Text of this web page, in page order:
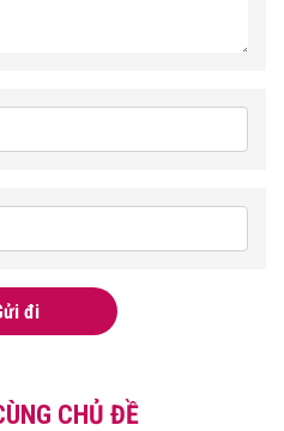
đi
CHỦ ĐỀ